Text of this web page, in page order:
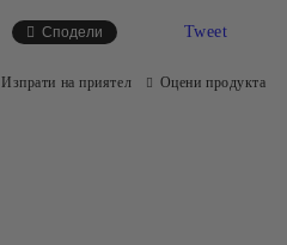
Сподели Tweet
Изпрати на приятел Оцени продукта